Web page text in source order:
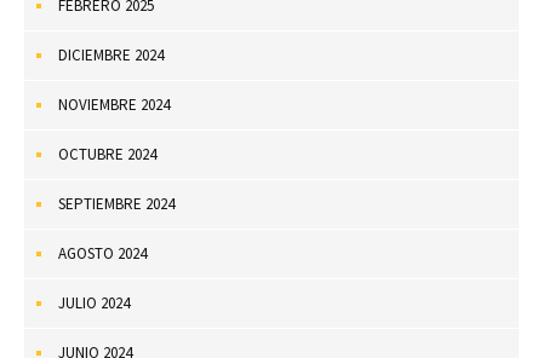
FEBRERO 2025
DICIEMBRE 2024
NOVIEMBRE 2024
OCTUBRE 2024
SEPTIEMBRE 2024
AGOSTO 2024
JULIO 2024
JUNIO 2024